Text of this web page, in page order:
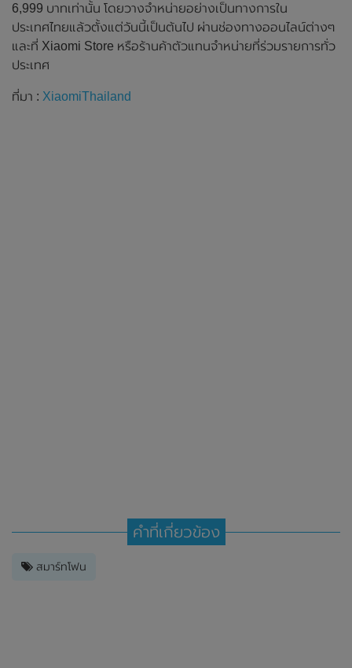
6,999 บาทเท่านั้น โดยวางจำหน่ายอย่างเป็นทางการใน
ประเทศไทยแล้วตั้งแต่วันนี้เป็นต้นไป ผ่านช่องทางออนไลน์ต่างๆ
และที่ Xiaomi Store หรือร้านค้าตัวแทนจำหน่ายที่ร่วมรายการทั่ว
ประเทศ
ที่มา : XiaomiThailand
คำที่เกี่ยวข้อง
สมาร์ทโฟน